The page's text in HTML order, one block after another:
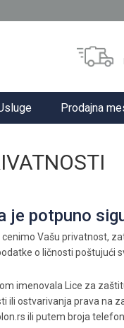
Prodajna
je potpuno
cenimo Vašu privatnost,
o ličnosti poštujući
imenovala Lice za
ili ostvarivanja prava na
ili putem broja